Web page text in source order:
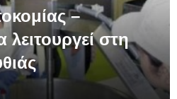
–
λειτουργεί στη